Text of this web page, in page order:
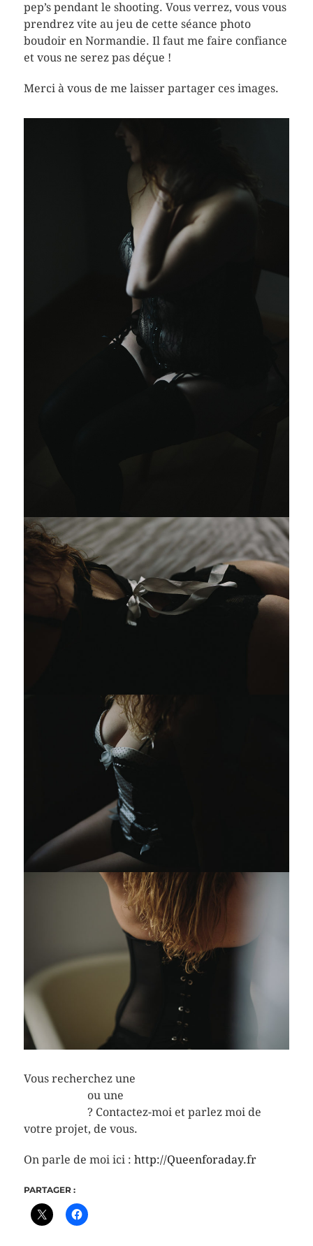
pep’s pendant le shooting. Vous verrez, vous vous
prendrez vite au jeu de cette séance photo
boudoir en Normandie. Il faut me faire confiance
et vous ne serez pas déçue !
Merci à vous de me laisser partager ces images.
Vous recherchez une
ou une
? Contactez-moi et parlez moi de
votre projet, de vous.
On parle de moi ici : http://Queenforaday.fr
PARTAGER :